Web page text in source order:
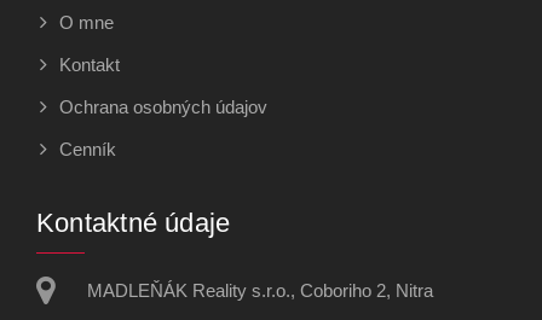
O mne
Kontakt
Ochrana osobných údajov
Cenník
Kontaktné údaje
MADLEŇÁK Reality s.r.o., Coboriho 2, Nitra